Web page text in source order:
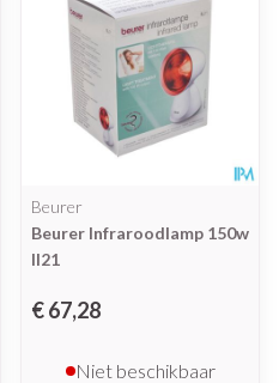
Beurer
Beurer Infraroodlamp 150w
Il21
€ 67,28
Niet beschikbaar